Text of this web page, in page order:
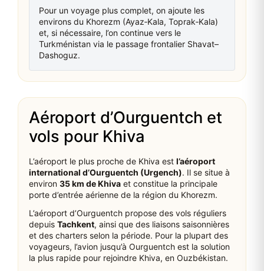
Pour un voyage plus complet, on ajoute les
environs du Khorezm (Ayaz‑Kala, Toprak‑Kala)
et, si nécessaire, l’on continue vers le
Turkménistan via le passage frontalier Shavat–
Dashoguz.
Aéroport d’Ourguentch et
vols pour Khiva
L’aéroport le plus proche de Khiva est l’aéroport
international d’Ourguentch (Urgench). Il se situe à
environ 35 km de Khiva et constitue la principale
porte d’entrée aérienne de la région du Khorezm.
L’aéroport d’Ourguentch propose des vols réguliers
depuis Tachkent, ainsi que des liaisons saisonnières
et des charters selon la période. Pour la plupart des
voyageurs, l’avion jusqu’à Ourguentch est la solution
la plus rapide pour rejoindre Khiva, en Ouzbékistan.